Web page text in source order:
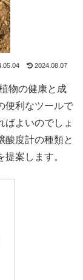
2024.08.07
物の健康と成
便利なツールで
ばよいのでしょ
酸度計の種類と
案します。